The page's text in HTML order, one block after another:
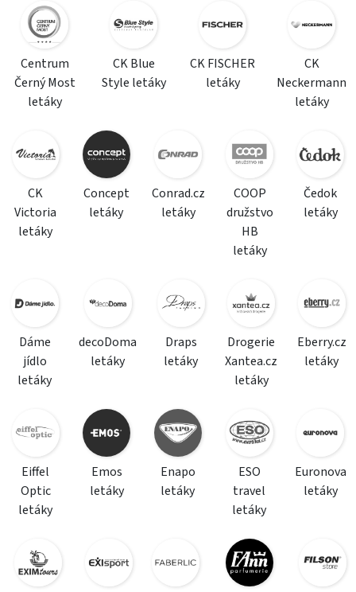
Centrum
Černý Most
letáky
CK Blue
Style letáky
CK FISCHER
letáky
CK
Neckermann
letáky
CK
Victoria
letáky
Concept
letáky
Conrad.cz
letáky
COOP
družstvo
HB
letáky
Čedok
letáky
Dáme
jídlo
letáky
decoDoma
letáky
Draps
letáky
Drogerie
Xantea.cz
letáky
Eberry.cz
letáky
Eiffel
Optic
letáky
Emos
letáky
Enapo
letáky
ESO
travel
letáky
Euronova
letáky